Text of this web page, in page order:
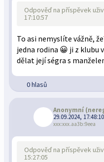
Odpověď na příspěvek
17:10:57
To asi nemyslíte vážně,
jedna rodina 😀 ji z klubu
dělat její ségra s
0 hlasů
Anonymní
29.09.2024, 17:48:10
xxx:xxx.aa3b:9eea
Odpověď na příspěvek
15:27:05